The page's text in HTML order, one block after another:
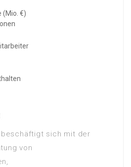
(Mio. €)
beschäftigt sich mit der
von